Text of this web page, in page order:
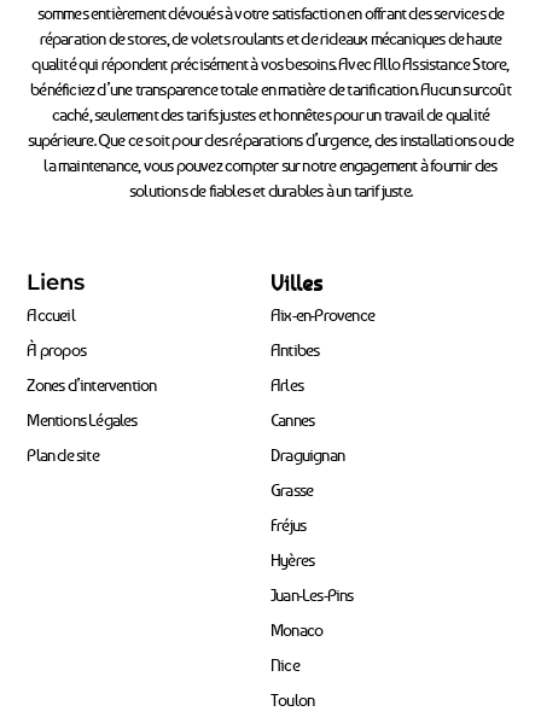
sommes entièrement dévoués à votre satisfaction en offrant des services de
réparation de stores, de volets roulants et de rideaux mécaniques de haute
qualité qui répondent précisément à vos besoins. Avec Allo Assistance Store,
bénéficiez d’une transparence totale en matière de tarification. Aucun surcoût
caché, seulement des tarifs justes et honnêtes pour un travail de qualité
supérieure. Que ce soit pour des réparations d’urgence, des installations ou de
la maintenance, vous pouvez compter sur notre engagement à fournir des
solutions de fiables et durables à un tarif juste.
Liens
Accueil
À propos
Zones d’intervention
Mentions Légales
Plan de site
Villes
Aix-en-Provence
Antibes
Arles
Cannes
Draguignan
Grasse
Fréjus
Hyères
Juan-Les-Pins
Monaco
Nice
Toulon